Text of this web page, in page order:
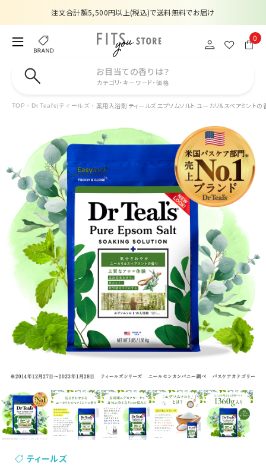
注文合計額5,500円以上(税込)で送料無料でお届け
夏季休業のお知らせ
【数量限定】購入金額6,000円(税込)以上で香水サンプルプレゼント
注文合計額5,500円以上(税込)で送料無料でお届け
0
お目当ての香りは？
カテゴリ・キーワード・価格
TOP Dr Teal's|ティールズ 薬用入浴剤 ティールズ エプソムソルト ユーカリ＆スペアミント
ティールズ